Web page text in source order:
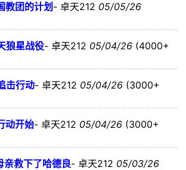
教团的计划 - 卓天212 05/05/26
狼星战役- 卓天212 05/04/26 (4000+
击行动- 卓天212 05/04/26 (3000+
动开始- 卓天212 05/04/26 (3000+
亲救下了哈德良- 卓天212 05/03/26